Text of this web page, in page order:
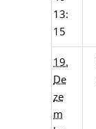
13:
15
19.
De
ze
m